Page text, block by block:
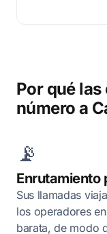
Por qué
número a
📡
Enrutamiento
Sus llamadas
los operadores
barata, de modo